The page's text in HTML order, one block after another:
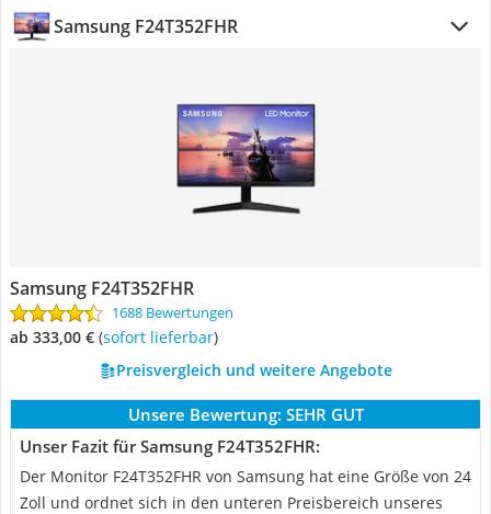
Samsung F24T352FHR
Samsung F24T352FHR
1688 Bewertungen
ab 333,00 € ( Sofort lieferbar)
Preisvergleich und weitere Angebote
Unsere Bewertung: SEHR GUT
Unser Fazit für Samsung F24T352FHR:
Der Monitor F24T352FHR von Samsung hat eine Größe von 24
Zoll und ordnet sich in den unteren Preisbereich unseres